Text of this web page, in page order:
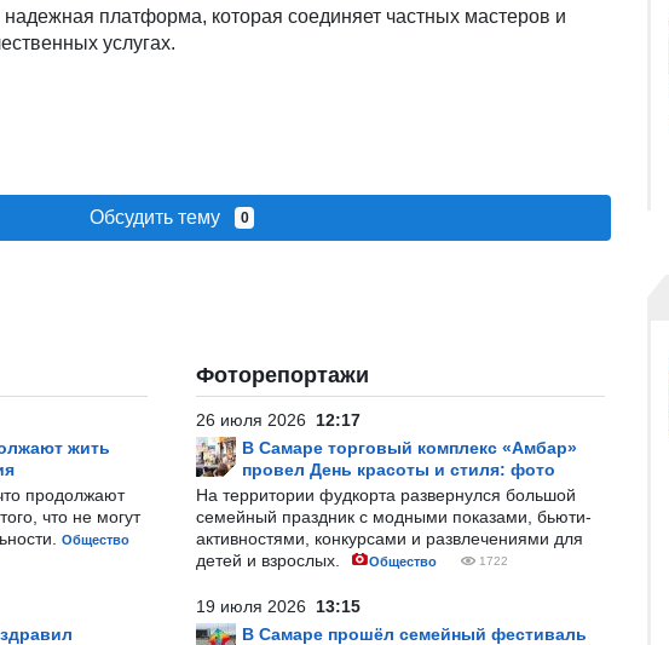
платформа, которая соединяет частных мастеров и
услугах.
Обсудить тему 0
жить
продолжают
что не могут
Общество
Фоторепортажи
26 июля 2026 12:17
В Самаре торговый комплекс «Амбар»
провел День красоты и стиля: фото
На территории фудкорта развернулся большой
семейный праздник с модными показами, бьюти-
активностями, конкурсами и развлечениями для
детей и взрослых.
Общество 1722
19 июля 2026 13:15
В Самаре прошёл семейный фестиваль